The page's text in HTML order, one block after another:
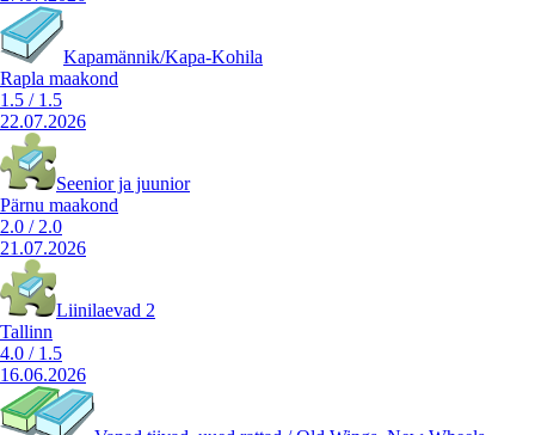
Kapamännik/Kapa-Kohila
Rapla maakond
1.5 / 1.5
22.07.2026
Seenior ja juunior
Pärnu maakond
2.0 / 2.0
21.07.2026
Liinilaevad 2
Tallinn
4.0 / 1.5
16.06.2026